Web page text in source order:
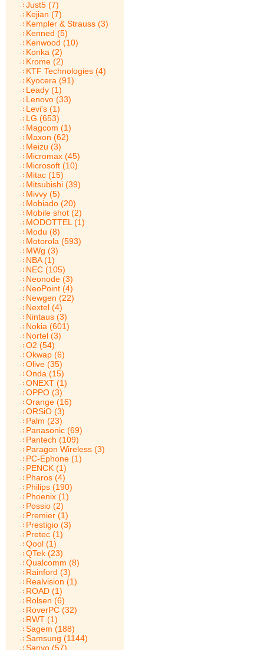
Just5 (7)
Kejian (7)
Kempler & Strauss (3)
Kenned (5)
Kenwood (10)
Konka (2)
Krome (2)
KTF Technologies (4)
Kyocera (91)
Leady (1)
Lenovo (33)
Levi's (1)
LG (653)
Magcom (1)
Maxon (62)
Meizu (3)
Micromax (45)
Microsoft (10)
Mitac (15)
Mitsubishi (39)
Mivvy (5)
Mobiado (20)
Mobile shot (2)
MODOTTEL (1)
Modu (8)
Motorola (593)
MWg (3)
NBA (1)
NEC (105)
Neonode (3)
NeoPoint (4)
Newgen (22)
Nextel (4)
Nintaus (3)
Nokia (601)
Nortel (3)
O2 (54)
Okwap (6)
Olive (35)
Onda (15)
ONEXT (1)
OPPO (3)
Orange (16)
ORSiO (3)
Palm (23)
Panasonic (69)
Pantech (109)
Paragon Wireless (3)
PC-Ephone (1)
PENCK (1)
Pharos (4)
Philips (190)
Phoenix (1)
Possio (2)
Premier (1)
Prestigio (3)
Pretec (1)
Qool (1)
QTek (23)
Qualcomm (8)
Rainford (3)
Realvision (1)
ROAD (1)
Rolsen (6)
RoverPC (32)
RWT (1)
Sagem (188)
Samsung (1144)
Sanyo (57)